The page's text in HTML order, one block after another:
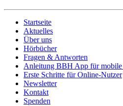
Startseite
Aktuelles
Über uns
Hörbücher
Fragen & Antworten
Anleitung BBH App für mobile
Erste Schritte für Online-Nutzer
Newsletter
Kontakt
Spenden